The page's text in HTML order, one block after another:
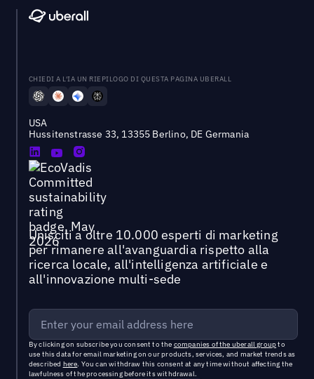
CHIEDI A L'IA UN RIEPILOGO DI QUESTA PAGINA UBERALL
USA
Hussitenstrasse 33, 13355 Berlino, DE Germania
Unisciti a oltre 10.000 esperti di marketing
per rimanere all'avanguardia rispetto alla
ricerca locale, all'intelligenza artificiale e
all'innovazione multi-sede
By clicking on subscribe you consent to the companies of the uberall groupto
use this data for email marketing on our products, services, and market trends as
described here. You can withdraw this consent at any time without affecting the
lawfulness of the processing before its withdrawal.